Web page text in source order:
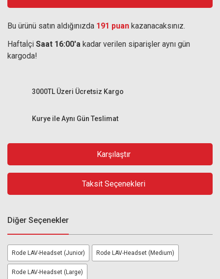
Bu ürünü satın aldığınızda 191 puan kazanacaksınız.
Haftaİçi Saat 16:00'a kadar verilen siparişler aynı gün
kargoda!
Kurye ile Aynı Gün Teslimat
3000TL Üzeri Ücretsiz Kargo
Karşılaştır
Taksit Seçenekleri
Diğer Seçenekler
Rode LAV-Headset (Junior) Rode LAV-Headset (Medium)
Rode LAV-Headset (Large)